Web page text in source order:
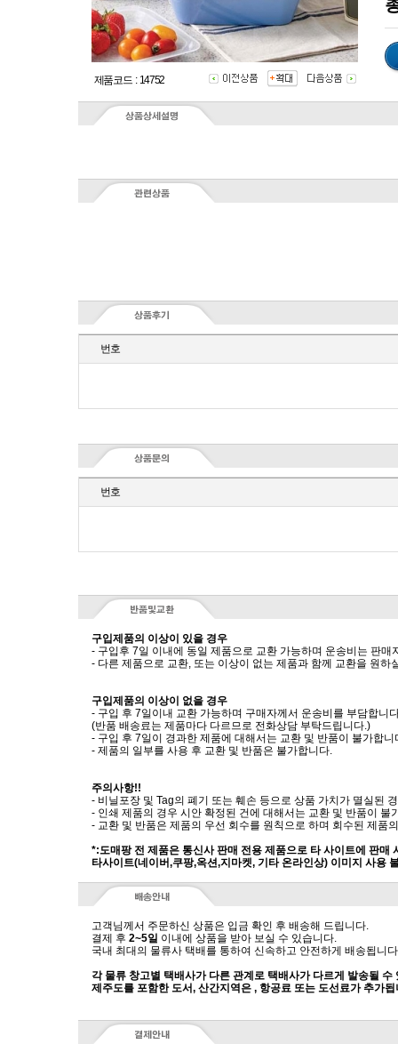
제품코드 : 14752
번호
번호
구입제품의 이상이 있을 경우
- 구입후 7일 이내에 동일 제품으로 교환 가능하며 운송비는 판매
- 다른 제품으로 교환, 또는 이상이 없는 제품과 함께 교환을 원하
구입제품의 이상이 없을 경우
- 구입 후 7일이내 교환 가능하며 구매자께서 운송비를 부담합니
(반품 배송료는 제품마다 다르므로 전화상담 부탁드립니다.)
- 구입 후 7일이 경과한 제품에 대해서는 교환 및 반품이 불가합니
- 제품의 일부를 사용 후 교환 및 반품은 불가합니다.
주의사항!!
- 비닐포장 및 Tag의 폐기 또는 훼손 등으로 상품 가치가 멸실된
- 인쇄 제품의 경우 시안 확정된 건에 대해서는 교환 및 반품이 불
- 교환 및 반품은 제품의 우선 회수를 원칙으로 하며 회수된 제품
*:도매팡 전 제품은 통신사 판매 전용 제품으로 타 사이트에 판매
타사이트(네이버,쿠팡,옥션,지마켓, 기타 온라인상) 이미지 사용
고객님께서 주문하신 상품은 입금 확인 후 배송해 드립니다.
결제 후 2~5일 이내에 상품을 받아 보실 수 있습니다.
국내 최대의 물류사 택배를 통하여 신속하고 안전하게 배송됩니
각 물류 창고별 택배사가 다른 관계로 택배사가 다르게 발송될 수
제주도를 포함한 도서, 산간지역은 , 항공료 또는 도선료가 추가됩